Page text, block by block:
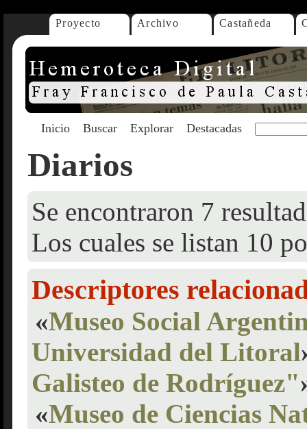
Proyecto Archivo Castañeda
Inicio Buscar Explorar Destacadas
Diarios
Se encontraron 7
Los cuales se listan 10
Descriptores
«Museo Social
Universidad del Litoral
Galisteo de Rodríguez"
«Museo de Ciencias